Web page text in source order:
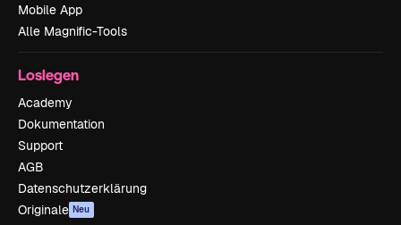
Mobile App
Alle Magnific-Tools
Loslegen
Academy
Dokumentation
Support
AGB
Datenschutzerklärung
Originale Neu